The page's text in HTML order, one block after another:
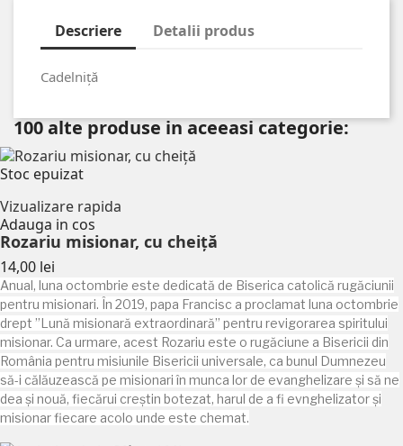
Descriere Detalii produs
Cadelniță
100 alte produse in aceeasi categorie:
Stoc epuizat
Vizualizare rapida
Adauga in cos
Rozariu misionar, cu cheiță
14,00 lei
Anual, luna octombrie este dedicată de Biserica catolică rugăciunii
pentru misionari. În 2019, papa Francisc a proclamat luna octombrie
drept ”Lună misionară extraordinară” pentru revigorarea spiritului
misionar. Ca urmare, acest Rozariu este o rugăciune a Bisericii din
România pentru misiunile Bisericii universale, ca bunul Dumnezeu
să-i călăuzească pe misionari în munca lor de evanghelizare și să ne
dea și nouă, fiecărui creștin botezat, harul de a fi evnghelizator și
misionar fiecare acolo unde este chemat.